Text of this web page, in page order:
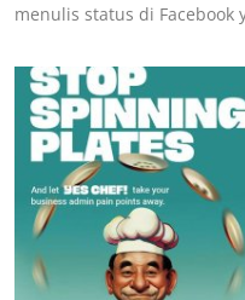
menulis status di Facebook